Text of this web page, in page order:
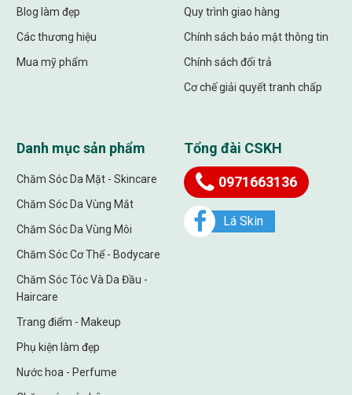
Blog làm đẹp
Các thương hiệu
Mua mỹ phẩm
Quy trình giao hàng
Chính sách bảo mật thông tin
Chính sách đổi trả
Cơ chế giải quyết tranh chấp
Danh mục sản phẩm
Chăm Sóc Da Mặt - Skincare
Chăm Sóc Da Vùng Mắt
Chăm Sóc Da Vùng Môi
Chăm Sóc Cơ Thể - Bodycare
Chăm Sóc Tóc Và Da Đầu -
Haircare
Trang điểm - Makeup
Phụ kiện làm đẹp
Nước hoa - Perfume
Tổng đài CSKH
0971663136
Lá Skin